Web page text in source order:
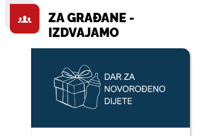
ZA GRAĐANE -
IZDVAJAMO